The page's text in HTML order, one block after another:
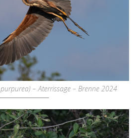
– Aterrissage – Brenne 2024